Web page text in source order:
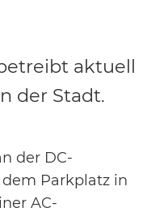
aktuell
der Stadt.
der DC-
Parkplatz in
AC-